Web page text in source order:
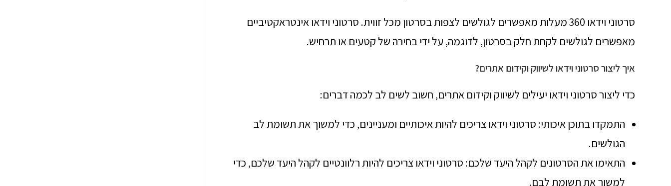
סרטוני וידאו 360 מעלות מאפשרים לגולשים לצפות בסרטון מכל זווית. סרטוני וידאו אינטראקטיביים
מאפשרים לגולשים לקחת חלק בסרטון, לדוגמה, על ידי בחירה של קטעים או תרחיש.
איך ליצור סרטוני וידאו לשיווק וקידום אתרים?
כדי ליצור סרטוני וידאו יעילים לשיווק וקידום אתרים, חשוב לשים לב לכמה דברים:
התמקדו בתוכן איכותי: סרטוני וידאו צריכים להיות איכותיים ומעניינים, כדי למשוך את תשומת לב
הגולשים.
התאימו את הסרטונים לקהל היעד שלכם: סרטוני וידאו צריכים להיות רלוונטיים לקהל היעד שלכם, כדי
למשוך את תשומת לבם.